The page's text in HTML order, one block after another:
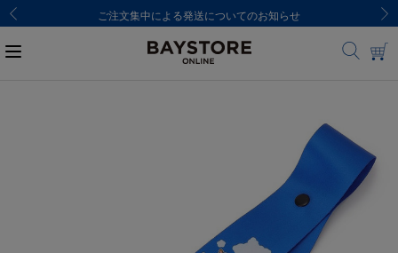
ご注文集中による発送についてのお知らせ